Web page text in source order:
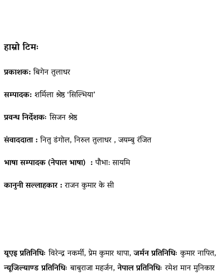
हाम्रो टिमः
प्रकाशक:बिगेन तुलाधर
सम्पादक: शर्मिला श्रेष्ठ ‘सिल्भिया’
प्रवन्ध निर्देशकःसिजन श्रेष्ठ
संवाददाता :नितु डंगोल, निरुल तुलाधर , जयम्बु रंजित
भाषा सम्पादक (नेपाल भाषा) :पौभा: सायमि
कानुनी सल्लाहकार :राजन कुमार के सी
यूएइ प्रतिनिधिः विरेन्द्र नकर्मी, प्रेम कुमार थापा,जर्मन प्रतिनिधिः कुमार नापित,
न्यूजिल्याण्ड प्रतिनिधिः बाबुराजा महर्जन,नेपाल प्रतिनिधिः रमेश मान मुनिकार